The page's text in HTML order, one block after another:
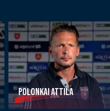
POLONKAI ATTILA